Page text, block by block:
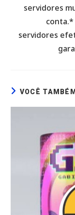
servidores
servidores
VOCÊ